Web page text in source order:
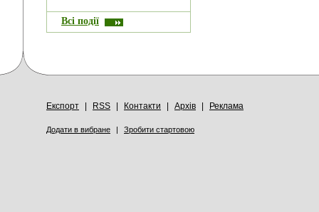
Всі події
Експорт RSS Контакти Архів Реклама
Додати в вибране | Зробити стартовою